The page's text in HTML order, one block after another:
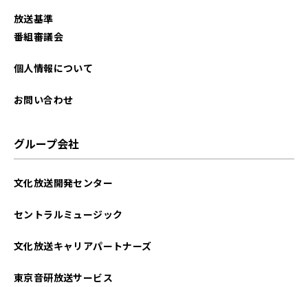
放送基準
番組審議会
個人情報について
お問い合わせ
グループ会社
文化放送開発センター
セントラルミュージック
文化放送キャリアパートナーズ
東京音研放送サービス